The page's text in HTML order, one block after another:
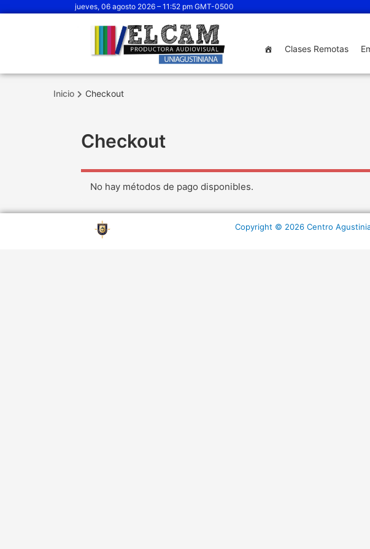
jueves, 06 agosto 2026 – 11:52 pm GMT-0500
Clases Remotas
Inicio Checkout
Checkout
No hay métodos de pago disponibles.
Copyright © 2026 Centro